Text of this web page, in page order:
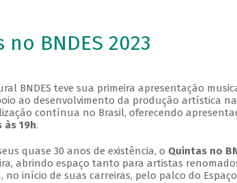
BNDES 2023
BNDES teve sua primeira apresentação
ao desenvolvimento da produção artística
contínua no Brasil, oferecendo
19h.
quase 30 anos de existência, o Quintas no
abrindo espaço tanto para artistas
no início de suas carreiras, pelo palco do